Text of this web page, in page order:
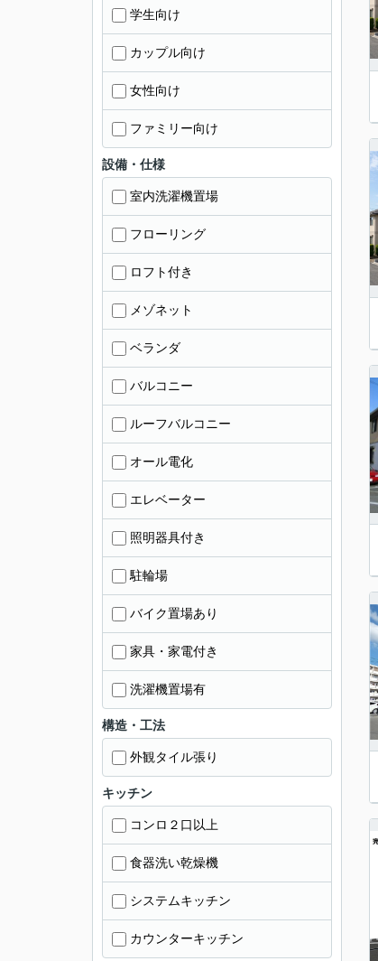
学生向け
カップル向け
女性向け
ファミリー向け
設備・仕様
室内洗濯機置場
フローリング
ロフト付き
メゾネット
ベランダ
バルコニー
ルーフバルコニー
オール電化
エレベーター
照明器具付き
駐輪場
バイク置場あり
家具・家電付き
洗濯機置場有
構造・工法
外観タイル張り
キッチン
コンロ２口以上
食器洗い乾燥機
システムキッチン
カウンターキッチン